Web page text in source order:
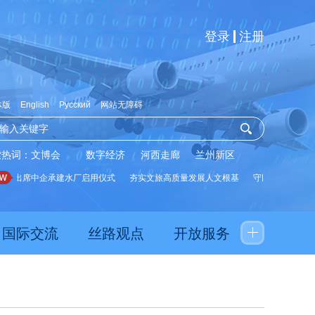
登录 注册
版 English Русский 网站无障碍
词： 文博会 数字经济 河西走廊 兰州新区
出席中企承建水厂启用仪式 夯实文旅高质量发展人文根基 守民生有温度 护
国际交流 丝路观点 开放服务